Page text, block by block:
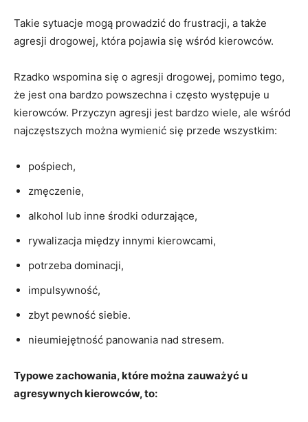
Takie sytuacje mogą prowadzić do frustracji, a także
agresji drogowej, która pojawia się wśród kierowców.
Rzadko wspomina się o agresji drogowej, pomimo tego,
że jest ona bardzo powszechna i często występuje u
kierowców. Przyczyn agresji jest bardzo wiele, ale wśród
najczęstszych można wymienić się przede wszystkim:
pośpiech,
zmęczenie,
alkohol lub inne środki odurzające,
rywalizacja między innymi kierowcami,
potrzeba dominacji,
impulsywność,
zbyt pewność siebie.
nieumiejętność panowania nad stresem.
Typowe zachowania, które można zauważyć u
agresywnych kierowców, to: